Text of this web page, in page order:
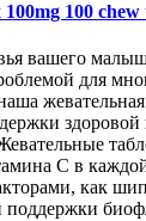
100 chew
вашего
для
C в
как
поддержки